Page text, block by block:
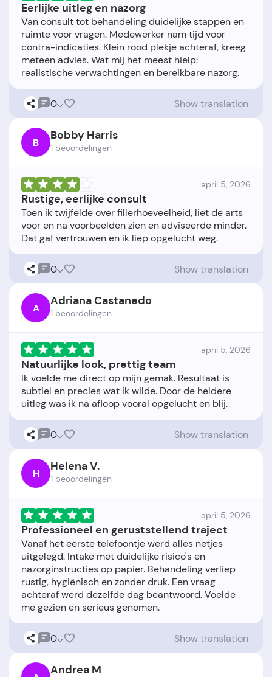
Eerlijke uitleg en nazorg
Van consult tot behandeling duidelijke stappen en
ruimte voor vragen. Medewerker nam tijd voor
contra-indicaties. Klein rood plekje achteraf, kreeg
meteen advies. Wat mij het meest hielp:
0 Show translation
B Bobby Harris
1 beoordelingen
april 5, 2026
Rustige, eerlijke consult
Toen ik twijfelde over fillerhoeveelheid, liet de arts
voor en na voorbeelden zien en adviseerde minder.
0 Show translation
A Adriana Castanedo
1 beoordelingen
april 5, 2026
Natuurlijke look, prettig team
Ik voelde me direct op mijn gemak. Resultaat is
subtiel en precies wat ik wilde. Door de heldere
0 Show translation
H Helena V.
1 beoordelingen
april 5, 2026
Professioneel en geruststellend traject
Vanaf het eerste telefoontje werd alles netjes
uitgelegd. Intake met duidelijke risico's en
nazorginstructies op papier. Behandeling verliep
rustig, hygiënisch en zonder druk. Een vraag
achteraf werd dezelfde dag beantwoord. Voelde
0 Show translation
Andrea M